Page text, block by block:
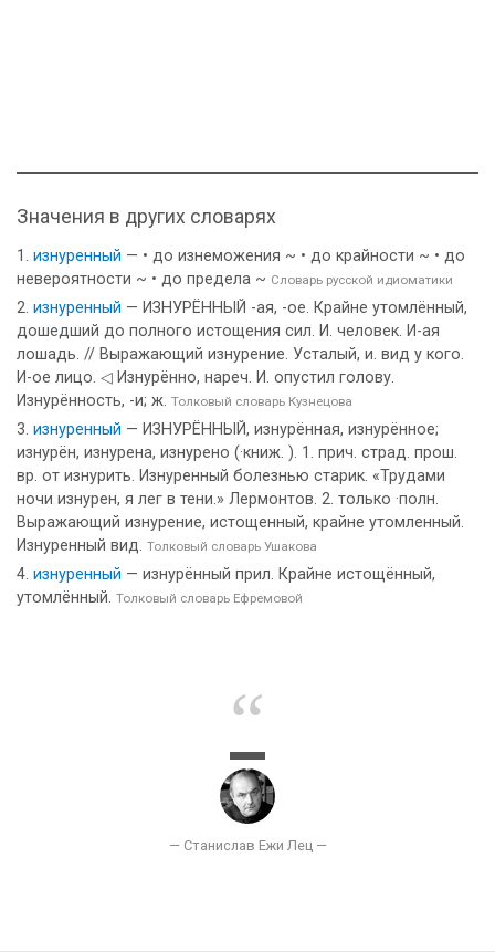
Значения в других словарях
изнуренный — • до изнеможения ~ • до крайности ~ • до
невероятности ~ • до предела ~ Словарь русской идиоматики
изнуренный — ИЗНУРЁННЫЙ -ая, -ое. Крайне утомлённый,
дошедший до полного истощения сил. И. человек. И-ая
лошадь. // Выражающий изнурение. Усталый, и. вид у кого.
И-ое лицо. ◁ Изнурённо, нареч. И. опустил голову.
Изнурённость, -и; ж. Толковый словарь Кузнецова
изнуренный — ИЗНУРЁННЫЙ, изнурённая, изнурённое;
изнурён, изнурена, изнурено (·книж. ). 1. прич. страд. прош.
вр. от изнурить. Изнуренный болезнью старик. «Трудами
ночи изнурен, я лег в тени.» Лермонтов. 2. только ·полн.
Выражающий изнурение, истощенный, крайне утомленный.
Изнуренный вид. Толковый словарь Ушакова
изнуренный — изнурённый прил. Крайне истощённый,
утомлённый. Толковый словарь Ефремовой